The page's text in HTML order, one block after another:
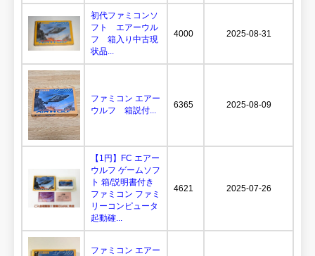
初代ファミコンソ
フト エアーウル
フ 箱入り中古現
状品...
4000 2025-08-31
ファミコン エアー
ウルフ 箱説付...
6365 2025-08-09
【1円】FC エアー
ウルフ ゲームソフ
ト 箱/説明書付き
ファミコン ファミ
リーコンピュータ
起動確...
4621 2025-07-26
ファミコン エアー